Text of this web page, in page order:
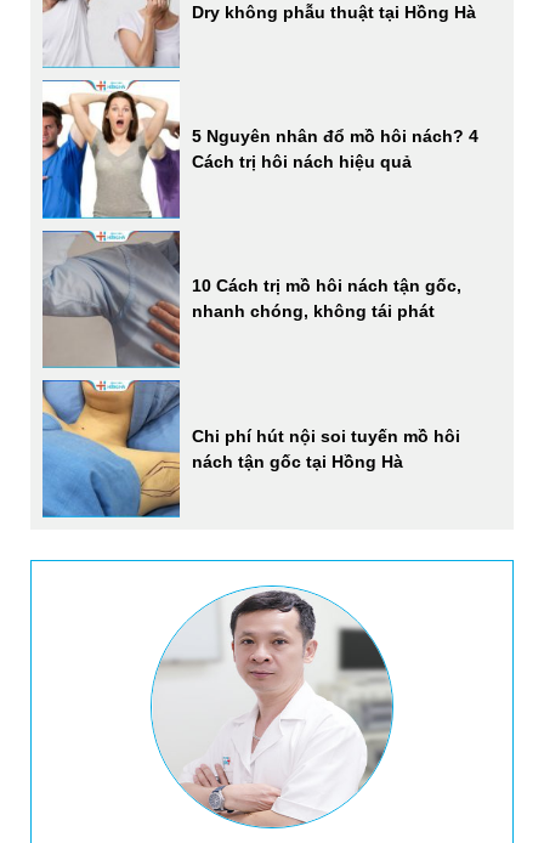
Dry không phẫu thuật tại Hồng Hà
5 Nguyên nhân đổ mồ hôi nách? 4
Cách trị hôi nách hiệu quả
10 Cách trị mồ hôi nách tận gốc,
nhanh chóng, không tái phát
Chi phí hút nội soi tuyến mồ hôi
nách tận gốc tại Hồng Hà